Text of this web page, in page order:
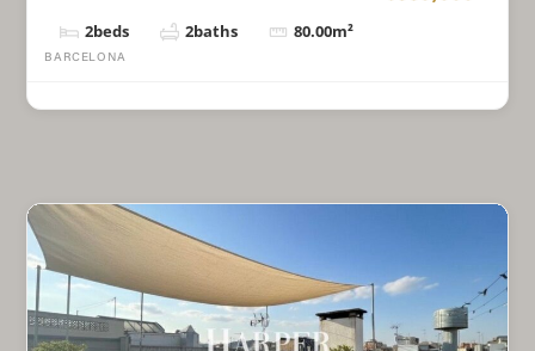
2beds 2baths 80.00m²
BARCELONA